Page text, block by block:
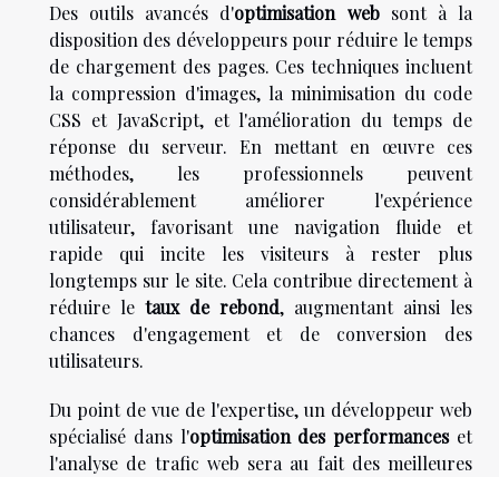
Des outils avancés d'optimisation websont à la
disposition des développeurs pour réduire le temps
de chargement des pages. Ces techniques incluent
la compression d'images, la minimisation du code
CSS et JavaScript, et l'amélioration du temps de
réponse du serveur. En mettant en œuvre ces
méthodes, les professionnels peuvent
considérablement améliorer l'expérience
utilisateur, favorisant une navigation fluide et
rapide qui incite les visiteurs à rester plus
longtemps sur le site. Cela contribue directement à
réduire le taux de rebond, augmentant ainsi les
chances d'engagement et de conversion des
utilisateurs.
Du point de vue de l'expertise, un développeur web
spécialisé dans l'optimisation des performanceset
l'analyse de trafic web sera au fait des meilleures